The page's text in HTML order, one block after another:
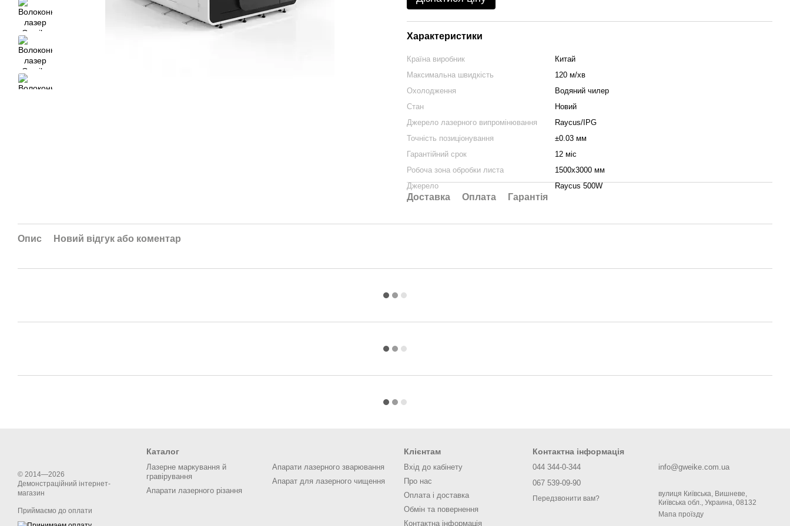
Характеристики
Країна виробник
Китай
Максимальна швидкість
120 м/хв
Охолодження
Водяний чилер
Стан
Новий
Джерело лазерного випромінювання
Raycus/IPG
Точність позиціонування
±0.03 мм
Гарантійний срок
12 міс
Робоча зона обробки листа
1500х3000 мм
Джерело
Raycus 500W
Доставка Оплата Гарантія
Опис Новий відгук або коментар
© 2014—2026
Демонстраційний інтернет-
магазин
Приймаємо до оплати
Каталог
Лазерне маркування й
гравірування
Апарати лазерного різання
Апарати лазерного зварювання
Апарат для лазерного чищення
Клієнтам
Вхід до кабінету
Про нас
Оплата і доставка
Обмін та повернення
Контактна інформація
Контактна інформація
044 344-0-344
067 539-09-90
Передзвонити вам?
info@gweike.com.ua
вулиця Київська, Вишневе,
Київська обл., Украина, 08132
Мапа проїзду